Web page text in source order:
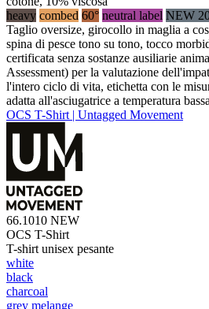
heavy combed 60° neutral label NEW
Taglio oversize, girocollo in maglia a
spina di pesce tono su tono, tocco
certificata senza sostanze ausiliarie
Assessment) per la valutazione
l'intero ciclo di vita, etichetta con le
adatta all'asciugatrice a temperatura bassa
OCS T-Shirt | Untagged Movement
66.1010 NEW
OCS T-Shirt
T-shirt unisex pesante
white
black
charcoal
grey melange